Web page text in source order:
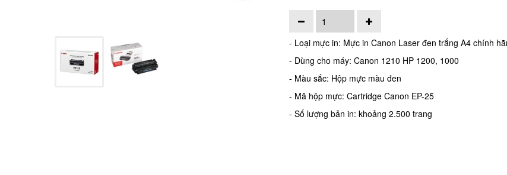
- Loại mực in: Mực in Canon Laser đen trắng A4 chính
- Dùng cho máy: Canon 1210 HP 1200, 1000
- Màu sắc: Hộp mực màu đen
- Mã hộp mực: Cartridge Canon EP-25
- Số lượng bản in: khoảng 2.500 trang